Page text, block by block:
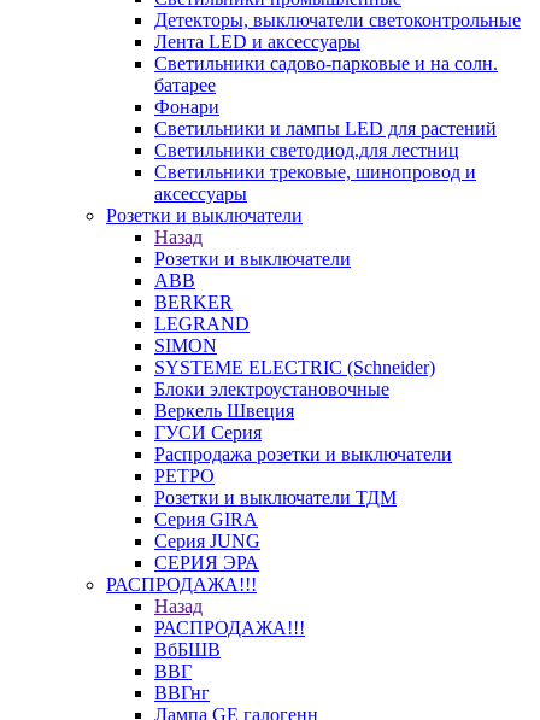
Детекторы, выключатели светоконтрольные
Лента LED и аксессуары
Светильники садово-парковые и на солн.
батарее
Фонари
Светильники и лампы LED для растений
Светильники светодиод.для лестниц
Светильники трековые, шинопровод и
аксессуары
Розетки и выключатели
Назад
Розетки и выключатели
ABB
BERKER
LEGRAND
SIMON
SYSTEME ELECTRIC (Schneider)
Блоки электроустановочные
Веркель Швеция
ГУСИ Серия
Распродажа розетки и выключатели
РЕТРО
Розетки и выключатели ТДМ
Серия GIRA
Серия JUNG
СЕРИЯ ЭРА
РАСПРОДАЖА!!!
Назад
РАСПРОДАЖА!!!
ВбБШВ
ВВГ
ВВГнг
Лампа GE галогенн